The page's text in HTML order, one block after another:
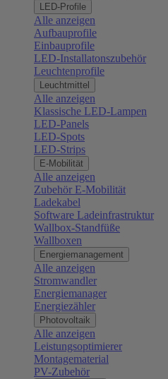
LED-Profile
Alle anzeigen
Aufbauprofile
Einbauprofile
LED-Installatonszubehör
Leuchtenprofile
Leuchtmittel
Alle anzeigen
Klassische LED-Lampen
LED-Panels
LED-Spots
LED-Strips
E-Mobilität
Alle anzeigen
Zubehör E-Mobilität
Ladekabel
Software Ladeinfrastruktur
Wallbox-Standfüße
Wallboxen
Energiemanagement
Alle anzeigen
Stromwandler
Energiemanager
Energiezähler
Photovoltaik
Alle anzeigen
Leistungsoptimierer
Montagematerial
PV-Zubehör